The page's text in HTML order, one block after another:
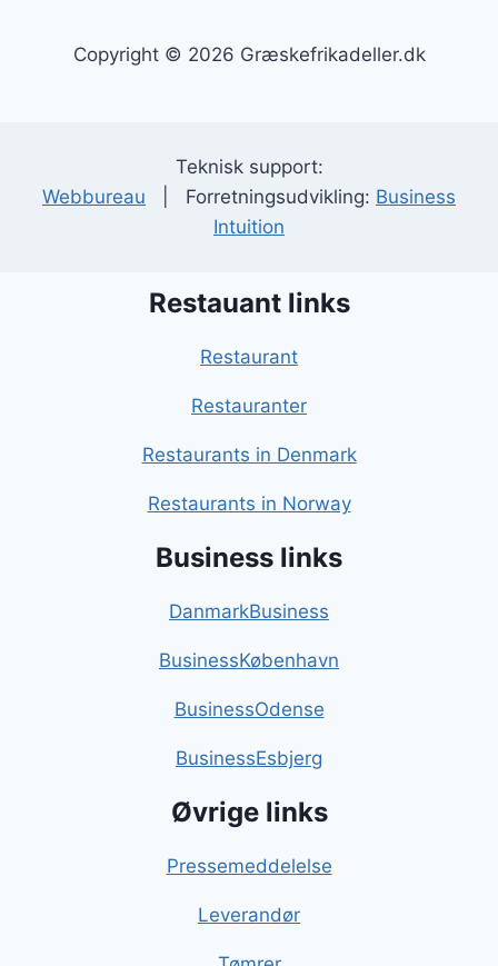
Copyright © 2026 Græskefrikadeller.dk
Teknisk support:
Webbureau | Forretningsudvikling: Business
Intuition
Restauant links
Restaurant
Restauranter
Restaurants in Denmark
Restaurants in Norway
Business links
DanmarkBusiness
BusinessKøbenhavn
BusinessOdense
BusinessEsbjerg
Øvrige links
Pressemeddelelse
Leverandør